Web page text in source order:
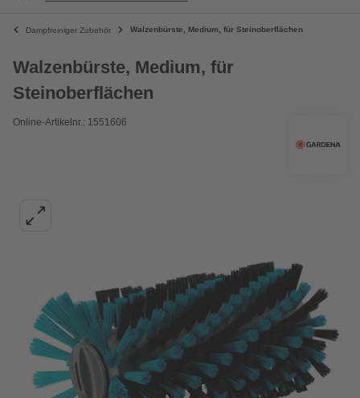
Dampfreiniger Zubehör Walzenbürste, Medium, für Steinoberflächen
Walzenbürste, Medium, für
Steinoberflächen
Online-Artikelnr.: 1551606